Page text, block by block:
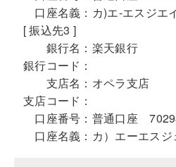
口座名義： カ)エ-エスジエ
[ 振込先3 ]
銀行名： 楽天銀行
銀行コード：
支店名： オペラ支店
支店コード：
口座番号： 普通口座
口座名義： カ）エーエス